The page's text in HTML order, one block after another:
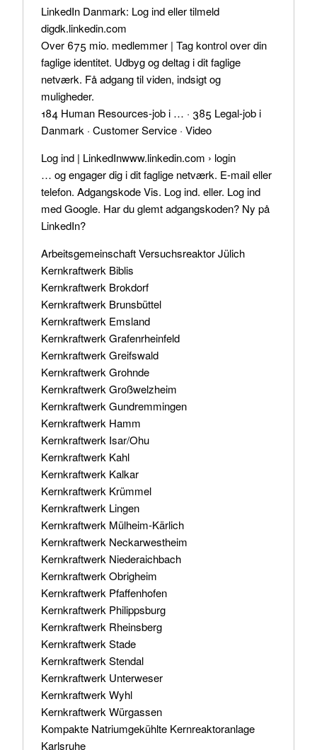
LinkedIn Danmark: Log ind eller tilmeld
digdk.linkedin.com
Over 675 mio. medlemmer | Tag kontrol over din
faglige identitet. Udbyg og deltag i dit faglige
netværk. Få adgang til viden, indsigt og
muligheder.
‎184 Human Resources-job i … · ‎385 Legal-job i
Danmark · ‎Customer Service · ‎Video
Log ind | LinkedInwww.linkedin.com › login
… og engager dig i dit faglige netværk. E-mail eller
telefon. Adgangskode Vis. Log ind. eller. Log ind
med Google. Har du glemt adgangskoden? Ny på
LinkedIn?
Arbeitsgemeinschaft Versuchsreaktor Jülich
Kernkraftwerk Biblis
Kernkraftwerk Brokdorf
Kernkraftwerk Brunsbüttel
Kernkraftwerk Emsland
Kernkraftwerk Grafenrheinfeld
Kernkraftwerk Greifswald
Kernkraftwerk Grohnde
Kernkraftwerk Großwelzheim
Kernkraftwerk Gundremmingen
Kernkraftwerk Hamm
Kernkraftwerk Isar/Ohu
Kernkraftwerk Kahl
Kernkraftwerk Kalkar
Kernkraftwerk Krümmel
Kernkraftwerk Lingen
Kernkraftwerk Mülheim-Kärlich
Kernkraftwerk Neckarwestheim
Kernkraftwerk Niederaichbach
Kernkraftwerk Obrigheim
Kernkraftwerk Pfaffenhofen
Kernkraftwerk Philippsburg
Kernkraftwerk Rheinsberg
Kernkraftwerk Stade
Kernkraftwerk Stendal
Kernkraftwerk Unterweser
Kernkraftwerk Wyhl
Kernkraftwerk Würgassen
Kompakte Natriumgekühlte Kernreaktoranlage
Karlsruhe